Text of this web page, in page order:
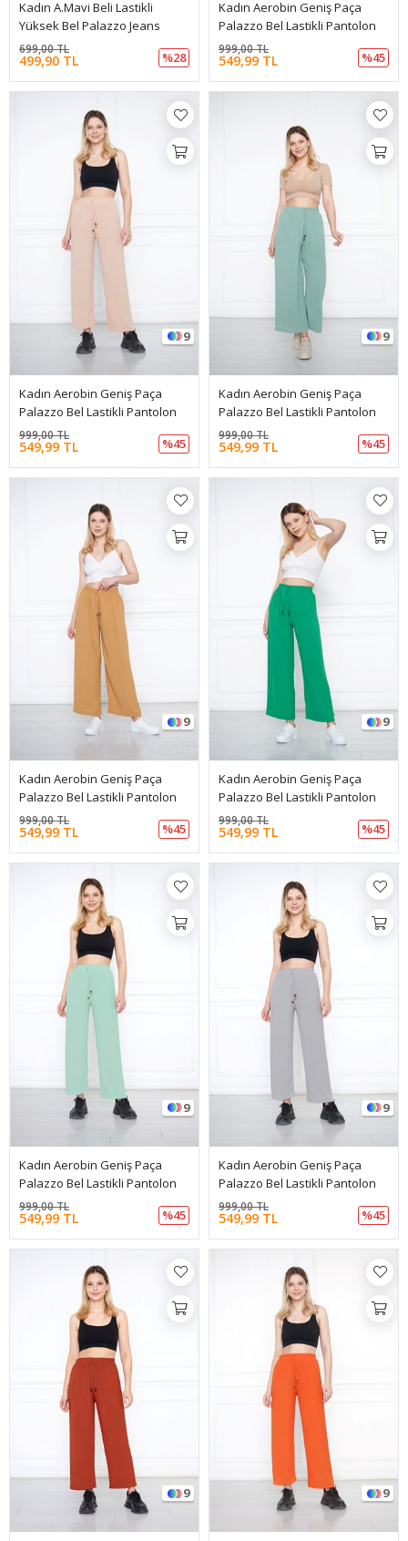
Kadın A.mavi Beli Lastikli
Yüksek Bel Palazzo Jeans
499,90 TL
699,00 TL
%28
Kadın Aerobin Geniş Paça
Palazzo Bel Lastikli Pantolon
549,99 TL
999,00 TL
%45
9
Kadın Aerobin Geniş Paça
Palazzo Bel Lastikli Pantolon
549,99 TL
999,00 TL
%45
9
Kadın Aerobin Geniş Paça
Palazzo Bel Lastikli Pantolon
549,99 TL
999,00 TL
%45
9
Kadın Aerobin Geniş Paça
Palazzo Bel Lastikli Pantolon
549,99 TL
999,00 TL
%45
9
Kadın Aerobin Geniş Paça
Palazzo Bel Lastikli Pantolon
549,99 TL
999,00 TL
%45
9
Kadın Aerobin Geniş Paça
Palazzo Bel Lastikli Pantolon
549,99 TL
999,00 TL
%45
9
Kadın Aerobin Geniş Paça
Palazzo Bel Lastikli Pantolon
549,99 TL
999,00 TL
%45
9 9